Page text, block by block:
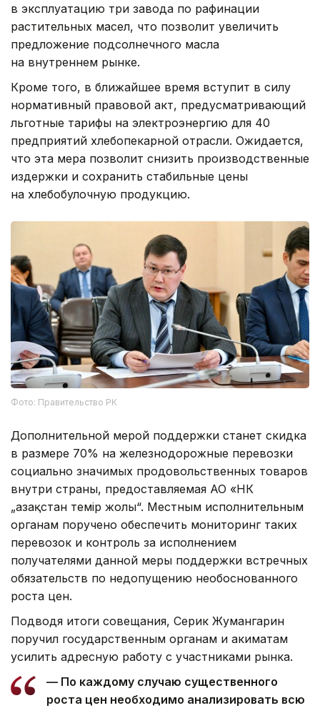
в эксплуатацию три завода по рафинации
растительных масел, что позволит увеличить
предложение подсолнечного масла
на внутреннем рынке.
Кроме того, в ближайшее время вступит в силу
нормативный правовой акт, предусматривающий
льготные тарифы на электроэнергию для 40
предприятий хлебопекарной отрасли. Ожидается,
что эта мера позволит снизить производственные
издержки и сохранить стабильные цены
на хлебобулочную продукцию.
Фото: Правительство РК
Дополнительной мерой поддержки станет скидка
в размере 70% на железнодорожные перевозки
социально значимых продовольственных товаров
внутри страны, предоставляемая АО «НК
„Қазақстан темір жолы“. Местным исполнительным
органам поручено обеспечить мониторинг таких
перевозок и контроль за исполнением
получателями данной меры поддержки встречных
обязательств по недопущению необоснованного
роста цен.
Подводя итоги совещания, Серик Жумангарин
поручил государственным органам и акиматам
усилить адресную работу с участниками рынка.
— По каждому случаю существенного
роста цен необходимо анализировать всю